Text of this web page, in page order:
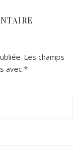
Les champs
avec *